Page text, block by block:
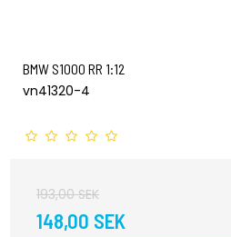
BMW S1000 RR 1:12
vn41320-4
193,00 SEK
148,00 SEK